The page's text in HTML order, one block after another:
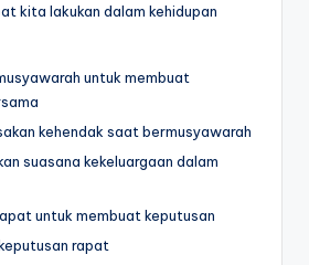
kita lakukan dalam kehidupan
untuk membuat
kehendak saat bermusyawarah
suasana kekeluargaan dalam
untuk membuat keputusan
rapat